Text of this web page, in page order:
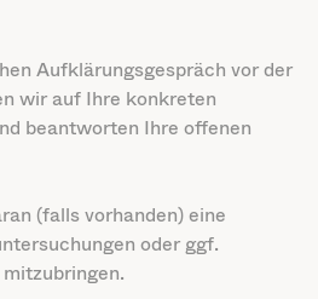
Aufklärungsgespräch vor der
wir auf Ihre konkreten
beantworten Ihre offenen
(falls vorhanden) eine
oder ggf.